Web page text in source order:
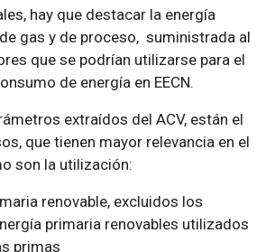
hay que destacar la energía
gas y de proceso, suministrada al
que se podrían utilizarse para el
de energía en EECN.
extraídos del ACV, están el
que tienen mayor relevancia en el
son la utilización:
renovable, excluidos los
primaria renovables utilizados
primas